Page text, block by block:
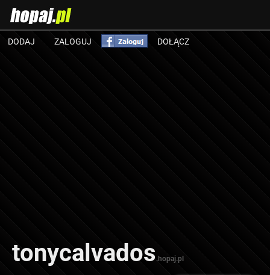
DODAJ ZALOGUJ DOŁĄCZ
tonycalvados .hopaj.pl